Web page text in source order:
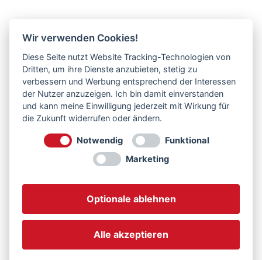
NEWS
Fröhlichen Nikolaustag
von Nagel Entsorgung!
Weiterlesen
Wir verwenden Cookies!
Diese Seite nutzt Website Tracking-Technologien von
Dritten, um ihre Dienste anzubieten, stetig zu
verbessern und Werbung entsprechend der Interessen
der Nutzer anzuzeigen. Ich bin damit einverstanden
und kann meine Einwilligung jederzeit mit Wirkung für
die Zukunft widerrufen oder ändern.
Notwendig
Funktional
Marketing
Optionale ablehnen
Alle akzeptieren